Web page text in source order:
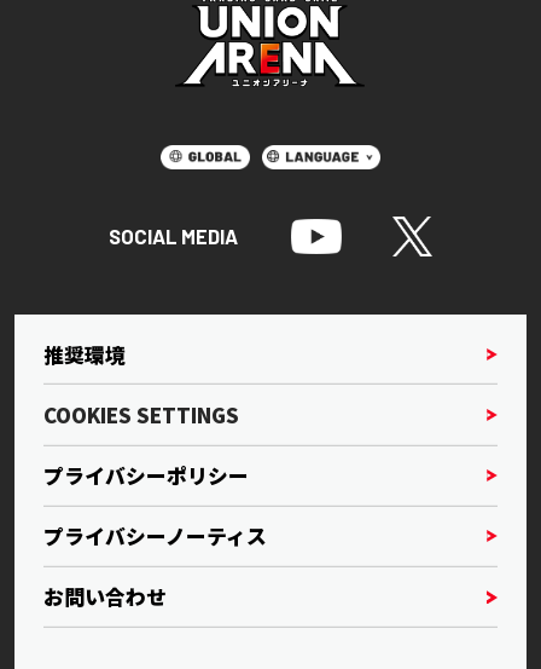
SOCIAL MEDIA
推奨環境
COOKIES SETTINGS
プライバシーポリシー
プライバシーノーティス
お問い合わせ